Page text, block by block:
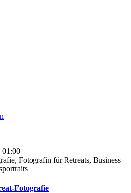
Fotografie